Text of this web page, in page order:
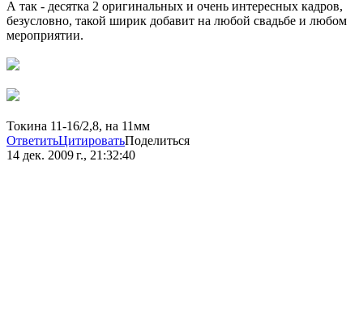
А так - десятка 2 оригинальных и очень интересных кадров,
безусловно, такой ширик добавит на любой свадьбе и любом
мероприятии.
Токина 11-16/2,8, на 11мм
ОтветитьЦитироватьПоделиться
14 дек. 2009 г., 21:32:40